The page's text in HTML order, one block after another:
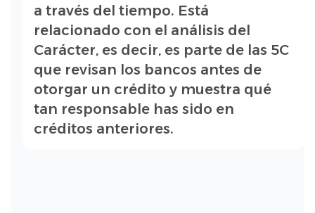
a través del tiempo. Está
relacionado con el análisis del
Carácter, es decir, es parte de las 5C
que revisan los bancos antes de
otorgar un crédito y muestra qué
tan responsable has sido en
créditos anteriores.